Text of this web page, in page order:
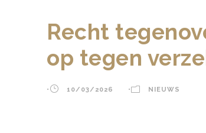
Recht
op tegen
• 10/03/2026 • NIEUWS